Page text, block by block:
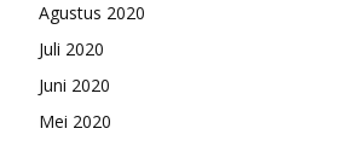
Agustus 2020
Juli 2020
Juni 2020
Mei 2020